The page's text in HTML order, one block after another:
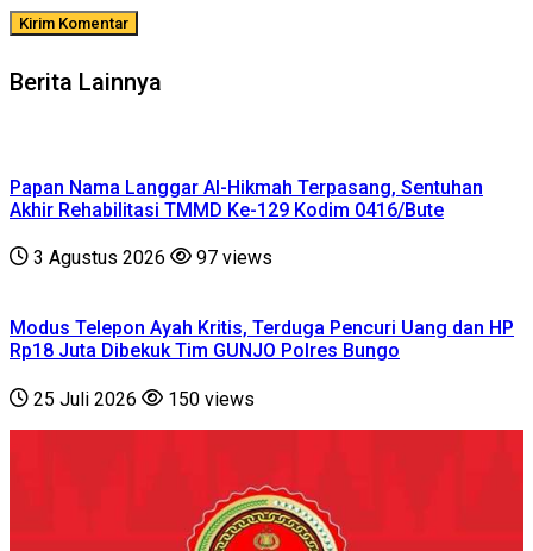
Berita Lainnya
Papan Nama Langgar Al-Hikmah Terpasang, Sentuhan
Akhir Rehabilitasi TMMD Ke-129 Kodim 0416/Bute
3 Agustus 2026 97 views
Modus Telepon Ayah Kritis, Terduga Pencuri Uang dan HP
Rp18 Juta Dibekuk Tim GUNJO Polres Bungo
25 Juli 2026 150 views